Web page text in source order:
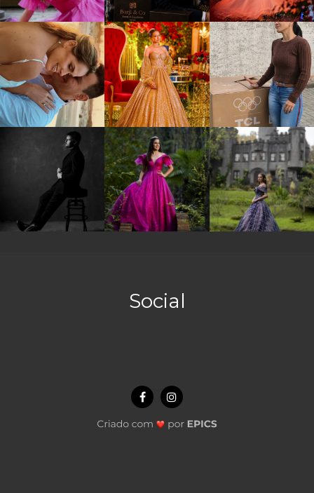
Social